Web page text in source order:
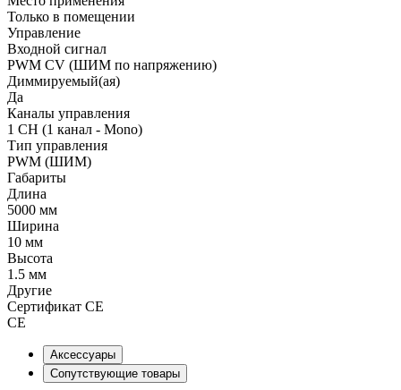
Только в помещении
Управление
Входной сигнал
PWM СV (ШИМ по напряжению)
Диммируемый(ая)
Да
Каналы управления
1 CH (1 канал - Mono)
Тип управления
PWM (ШИМ)
Габариты
Длина
5000 мм
Ширина
10 мм
Высота
1.5 мм
Другие
Сертификат CE
CE
Аксессуары
Сопутствующие товары